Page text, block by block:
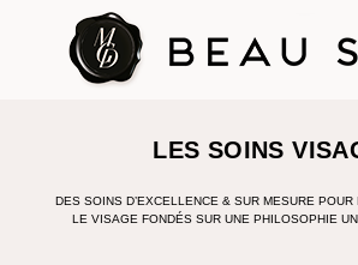
LES SOINS
DES SOINS D’EXCELLENCE & SUR MESURE
LE VISAGE FONDÉS SUR UNE PHILOSOPHIE